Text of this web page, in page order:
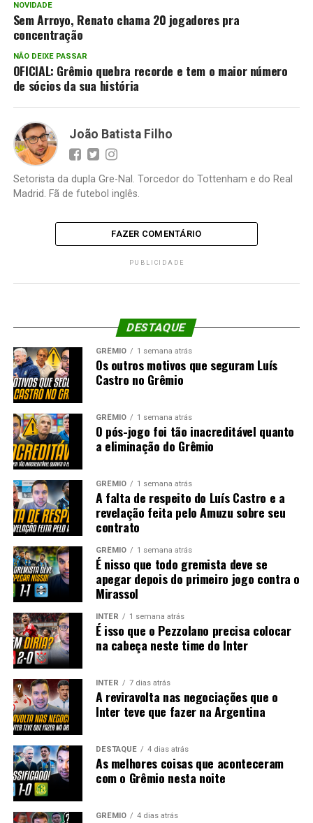
NOVIDADE
Sem Arroyo, Renato chama 20 jogadores pra
concentração
NÃO DEIXE PASSAR
OFICIAL: Grêmio quebra recorde e tem o maior número
de sócios da sua história
João Batista Filho
Setorista da dupla Gre-Nal. Torcedor do Tottenham e do Real
Madrid. Fã de futebol inglês.
FAZER COMENTÁRIO
PUBLICIDADE
DESTAQUE
GRÊMIO 1 semana atrás
Os outros motivos que seguram Luís
Castro no Grêmio
GRÊMIO 1 semana atrás
O pós-jogo foi tão inacreditável quanto
a eliminação do Grêmio
GRÊMIO 1 semana atrás
A falta de respeito do Luís Castro e a
revelação feita pelo Amuzu sobre seu
contrato
GRÊMIO 1 semana atrás
É nisso que todo gremista deve se
apegar depois do primeiro jogo contra o
Mirassol
INTER 1 semana atrás
É isso que o Pezzolano precisa colocar
na cabeça neste time do Inter
INTER 7 dias atrás
A reviravolta nas negociações que o
Inter teve que fazer na Argentina
DESTAQUE 4 dias atrás
As melhores coisas que aconteceram
com o Grêmio nesta noite
GRÊMIO 4 dias atrás